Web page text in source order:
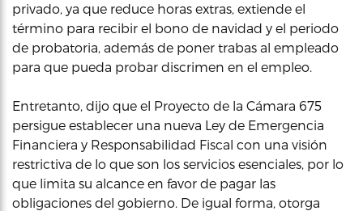
privado, ya que reduce horas extras, extiende el
término para recibir el bono de navidad y el periodo
de probatoria, además de poner trabas al empleado
para que pueda probar discrimen en el empleo.
Entretanto, dijo que el Proyecto de la Cámara 675
persigue establecer una nueva Ley de Emergencia
Financiera y Responsabilidad Fiscal con una visión
restrictiva de lo que son los servicios esenciales, por lo
que limita su alcance en favor de pagar las
obligaciones del gobierno. De igual forma, otorga